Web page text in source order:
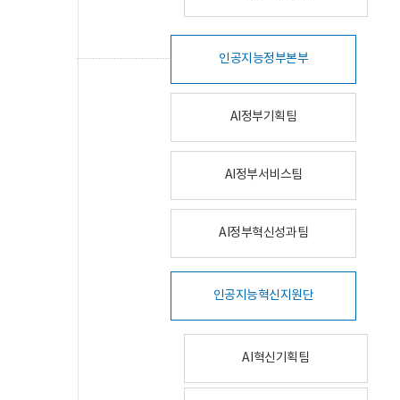
인공지능정부본부
AI정부기획팀
AI정부서비스팀
AI정부혁신성과팀
인공지능혁신지원단
AI혁신기획팀